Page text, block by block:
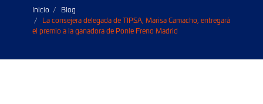
Inicio
Blog
La consejera delegada de TIPSA, Marisa Camacho, entregará
el premio a la ganadora de Ponle Freno Madrid